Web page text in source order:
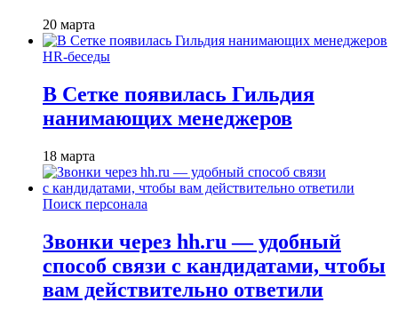
20 марта
HR-беседы
В Сетке появилась Гильдия
нанимающих менеджеров
18 марта
Поиск персонала
Звонки через hh.ru — удобный
способ связи с кандидатами, чтобы
вам действительно ответили